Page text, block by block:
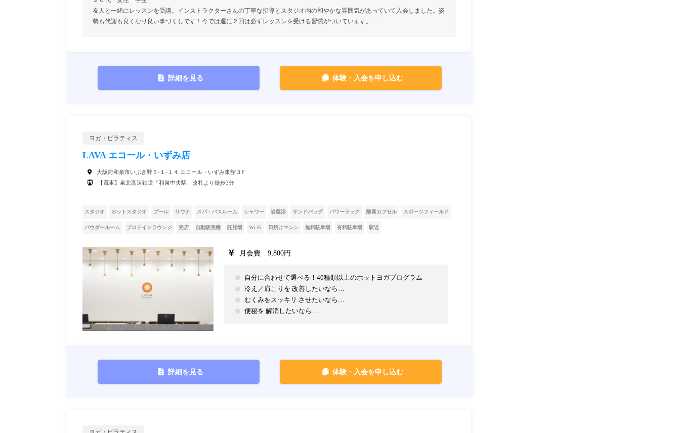
友人と一緒にレッスンを受講。インストラクターさんの丁寧な指導とスタジオ内の和やかな雰囲気があっていて入会しました。姿
勢も代謝も良くなり良い事づくしです！今では週に２回は必ずレッスンを受ける習慣がついています。…
詳細を見る 体験・入会を申し込む
ヨガ・ピラティス
LAVA エコール・いずみ店
大阪府和泉市いぶき野５‐１‐１４ エコール・いずみ東館３F
【電車】泉北高速鉄道「和泉中央駅」改札より徒歩3分
スタジオ ホットスタジオ プール サウナ スパ・バスルーム シャワー 岩盤浴 サンドバッグ パワーラック 酸素カプセル スポーツフィールド
パウダールーム プロテインラウンジ 売店 自動販売機 託児場 Wi-Fi 日焼けマシン 無料駐車場 有料駐車場 駅近
月会費 9,800円
自分に合わせて選べる！40種類以上のホットヨガプログラム
冷え／肩こりを 改善したいなら…
むくみをスッキリ させたいなら…
便秘を 解消したいなら…
詳細を見る 体験・入会を申し込む